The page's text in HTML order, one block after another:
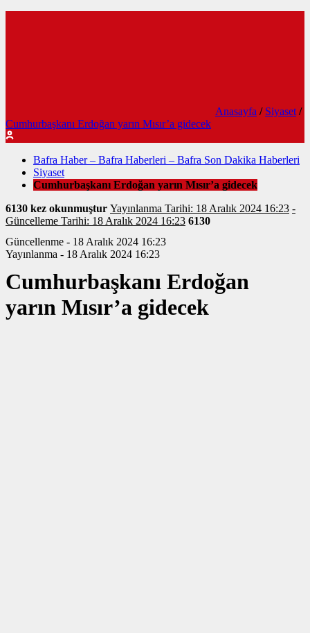
Anasayfa / Siyaset /
Cumhurbaşkanı Erdoğan yarın Mısır’a gidecek
Bafra Haber – Bafra Haberleri – Bafra Son Dakika Haberleri
Siyaset
Cumhurbaşkanı Erdoğan yarın Mısır’a gidecek
6130 kez okunmuştur Yayınlanma Tarihi: 18 Aralık 2024 16:23 -
Güncelleme Tarihi: 18 Aralık 2024 16:23 6130
Güncellenme - 18 Aralık 2024 16:23
Yayınlanma - 18 Aralık 2024 16:23
Cumhurbaşkanı Erdoğan
yarın Mısır’a gidecek